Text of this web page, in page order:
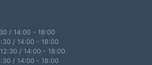
/ 14:00 - 18:00
/ 14:00 - 18:00
/ 14:00 - 18:00
/ 14:00 - 18:00